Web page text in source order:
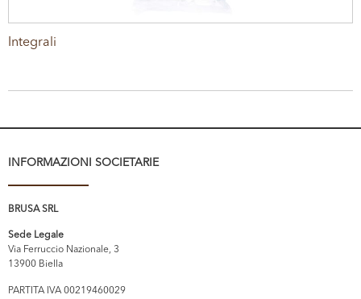
Integrali
INFORMAZIONI SOCIETARIE
BRUSA SRL
Sede Legale
Via Ferruccio Nazionale, 3
13900 Biella
PARTITA IVA 00219460029